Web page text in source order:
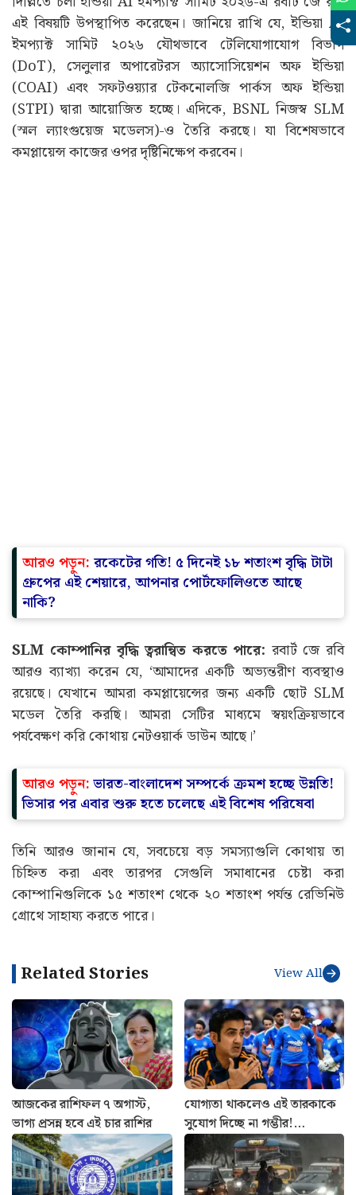
এই বিষয়টি উপস্থাপিত করেছেন। জানিয়ে রাখি যে, ইন্ডিয়া AI
ইমপ্যাক্ট সামিট ২০২৬ যৌথভাবে টেলিযোগাযোগ বিভাগ
(DoT), সেলুলার অপারেটরস অ্যাসোসিয়েশন অফ ইন্ডিয়া
(COAI) এবং সফটওয়্যার টেকনোলজি পার্কস অফ ইন্ডিয়া
(STPI) দ্বারা আয়োজিত হচ্ছে। এদিকে, BSNL নিজস্ব SLM
(স্মল ল্যাংগুয়েজ মডেলস)-ও তৈরি করছে। যা বিশেষভাবে
কমপ্লায়েন্স কাজের ওপর দৃষ্টিনিক্ষেপ করবেন।
আরও পড়ুন: রকেটের গতি! ৫ দিনেই ১৮ শতাংশ বৃদ্ধি টাটা
গ্রুপের এই শেয়ারে, আপনার পোর্টফোলিওতে আছে
নাকি?
SLM কোম্পানির বৃদ্ধি ত্বরান্বিত করতে পারে: রবার্ট জে রবি
আরও ব্যাখ্যা করেন যে, ‘আমাদের একটি অভ্যন্তরীণ ব্যবস্থাও
রয়েছে। যেখানে আমরা কমপ্লায়েন্সের জন্য একটি ছোট SLM
মডেল তৈরি করছি। আমরা সেটির মাধ্যমে স্বয়ংক্রিয়ভাবে
পর্যবেক্ষণ করি কোথায় নেটওয়ার্ক ডাউন আছে।’
আরও পড়ুন:ভারত-বাংলাদেশ সম্পর্কে ক্রমশ হচ্ছে উন্নতি!
ভিসার পর এবার শুরু হতে চলেছে এই বিশেষ পরিষেবা
তিনি আরও জানান যে, সবচেয়ে বড় সমস্যাগুলি কোথায় তা
চিহ্নিত করা এবং তারপর সেগুলি সমাধানের চেষ্টা করা
কোম্পানিগুলিকে ১৫ শতাংশ থেকে ২০ শতাংশ পর্যন্ত রেভিনিউ
গ্রোথে সাহায্য করতে পারে।
Related Stories View All
আজকের রাশিফল ৭ অগাস্ট,
ভাগ্য প্রসন্ন হবে এই চার রাশির
যোগ্যতা থাকলেও এই তারকাকে
সুযোগ দিচ্ছে না গম্ভীর!
শ্রীলঙ্কাতেই ভারতের জার্সিতে
শেষ ম্যাচ খেলবেন এই
ক্রিকেটার?